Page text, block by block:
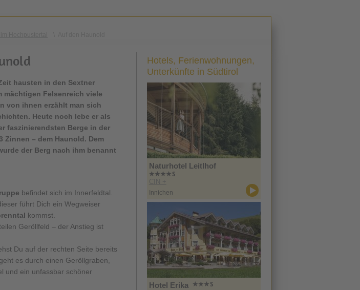
hausten in den Sextner
mächtigen Felsenreich viele
von ihnen erzählt man sich
Heute noch lebe er als
faszinierendsten Berge in der
Zinnen – dem Haunold. Dem
der Berg nach ihm benannt
befindet sich im Innerfeldtal.
führt Dich ein Wegweiser
kommst.
Geröllfeld – der Anstieg ist
Du auf der rechten Seite bereits
es durch einen Geröllgraben,
und ein unfassbar schöner
Hotels, Ferienwohnungen,
Unterkünfte in Südtirol
Naturhotel Leitlhof
CIN +
Innichen
Hotel Erika